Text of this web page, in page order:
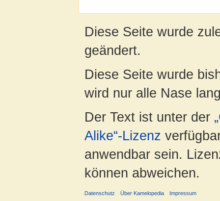
Diese Seite wurde
geändert.
Diese Seite wurde
wird nur alle Nase
Der Text ist unter der
Alike“-Lizenz
anwendbar sein.
können abweichen.
Datenschutz Über Kamelopedia Impressum